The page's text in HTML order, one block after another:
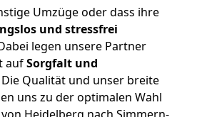
Umzüge oder dass ihre
und stressfrei
legen unsere Partner
aufSorgfalt und
Die Qualität und unser breite
uns zu der optimalen Wahl